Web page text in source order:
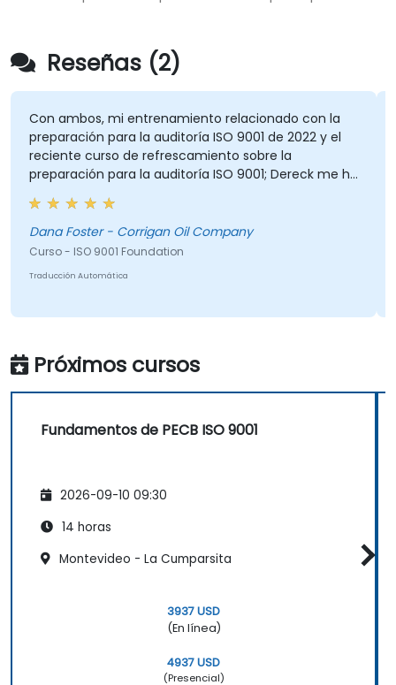
Reseñas (2)
Con ambos, mi entrenamiento relacionado con la
preparación para la auditoría ISO 9001 de 2022 y el
reciente curso de refrescamiento sobre la
preparación para la auditoría ISO 9001; Dereck me ha
ayudado significativamente a obtener una nueva y
práctica perspectiva de las cláusulas y secciones de
ISO 9001:2015, y cómo se aplican a nuestro negocio.
Dereck también me ha ayudado en ambos cursos
de ISO.
Dana Foster - Corrigan Oil Company
Curso - ISO 9001 Foundation
Traducción Automática
Próximos cursos
Fundamentos de PECB ISO 9001
2026-09-10 09:30
14 horas
Montevideo - La Cumparsita
3937 USD
(En línea)
4937 USD
(Presencial)